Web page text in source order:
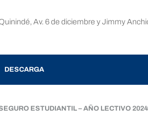
Av. 6 de diciembre y Jimmy
DESCARGA
ESTUDIANTIL – AÑO LECTIVO